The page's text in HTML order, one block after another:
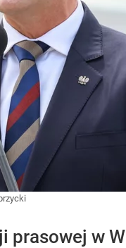
prasowej w